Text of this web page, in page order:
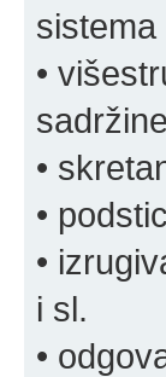
sistema
•
sadržine
•
•
•
i sl.
•